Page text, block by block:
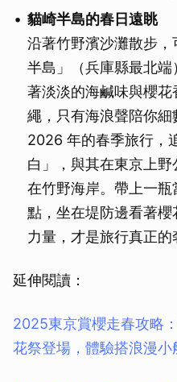
貓崎半島的春日遠眺
沿著竹野濱沙灘散步
半島」（兵庫縣最北
著淡淡的海鹹味與櫻
繩，只有海浪聲陪你細
2026 年的春季旅行，
白」，與其在東京上
在竹野海岸。帶上一
點，坐在堤防邊看著
力量，才是旅行真正的
延伸閱讀：
2025東京賞櫻走春攻略
花祭登場，體驗搭浪漫